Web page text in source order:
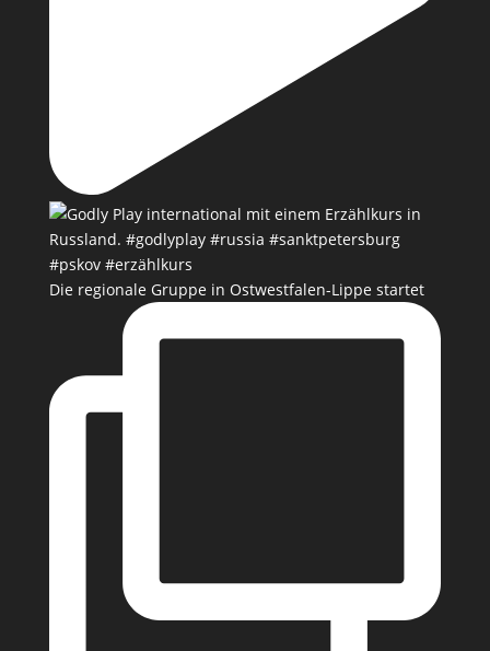
Die regionale Gruppe in Ostwestfalen-Lippe startet